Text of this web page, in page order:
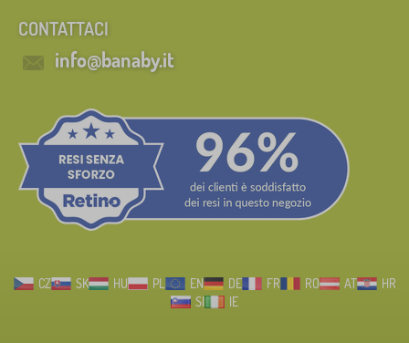
CONTATTACI
info@banaby.it
CZ SK HU PL EN DE FR RO AT
HR
SI
IE